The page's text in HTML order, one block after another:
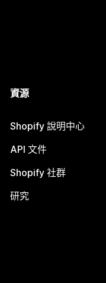
資源
Shopify 說明中心
API 文件
Shopify 社群
研究